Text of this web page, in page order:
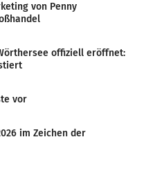
von Penny
offiziell eröffnet:
vor
im Zeichen der